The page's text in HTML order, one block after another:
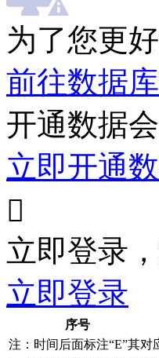
为了您更
前往数据
开通数据
立即开通

立即登录
立即登录
序号
注：时间后面标注“E”其对